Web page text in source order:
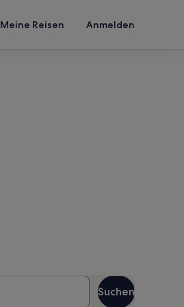
Meine Reisen Anmelden
Suchen